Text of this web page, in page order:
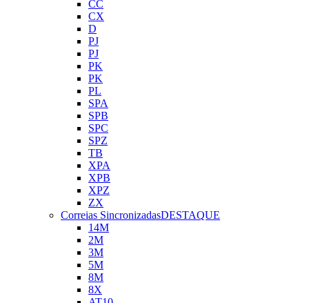
CC
CX
D
PJ
PJ
PK
PK
PL
SPA
SPB
SPC
SPZ
TB
XPA
XPB
XPZ
ZX
Correias SincronizadasDESTAQUE
14M
2M
3M
5M
8M
8X